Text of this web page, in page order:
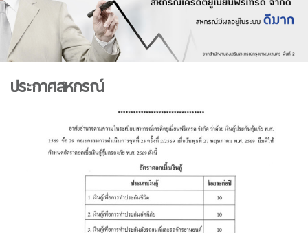
ประกาศสหกรณ์